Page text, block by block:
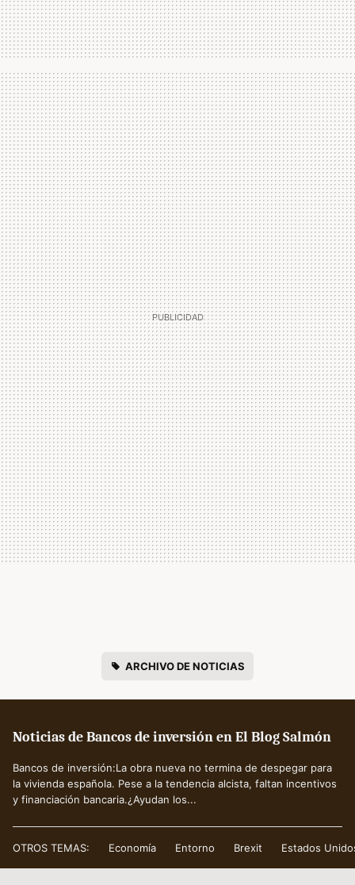
ARCHIVO DE NOTICIAS
Noticias de Bancos de inversión en El Blog Salmón
Bancos de inversión:La obra nueva no termina de despegar para
la vivienda española. Pese a la tendencia alcista, faltan incentivos
y financiación bancaria.¿Ayudan los...
OTROS TEMAS: Economía Entorno Brexit Estados